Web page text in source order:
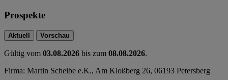
Prospekte
Aktuell Vorschau
Gültig vom 03.08.2026 bis zum 08.08.2026.
Firma: Martin Scheibe e.K., Am Kloßberg 26, 06193 Petersberg